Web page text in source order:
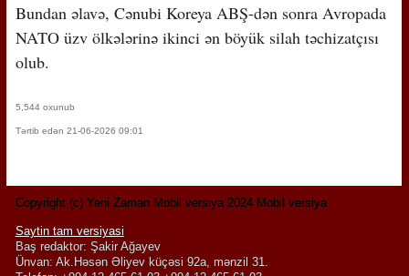
Bundan əlavə, Cənubi Koreya ABŞ-dən sonra Avropada
NATO üzv ölkələrinə ikinci ən böyük silah təchizatçısı
olub.
5,544 oxunub
Tərtib edən 21-06-2026 09:01
Copyright (c) Yeni Zaman Mobil versiya 2024 Mobil versiya
Saytin tam versiyasi
Baş redaktor: Şakir Ağayev
Ünvan: Ak.Həsən Əliyev küçəsi 92a, mənzil 31.